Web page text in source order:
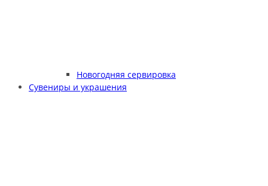
Новогодняя сервировка
Сувениры и украшения